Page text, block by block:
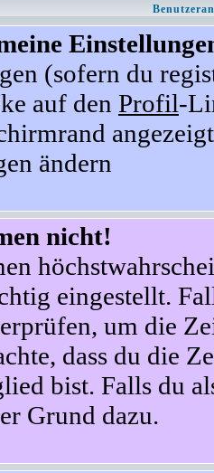
(sofern du
auf den Profil-
ändern
nicht!
eingestellt.
um die
dass du die
bist. Falls du
Grund dazu.